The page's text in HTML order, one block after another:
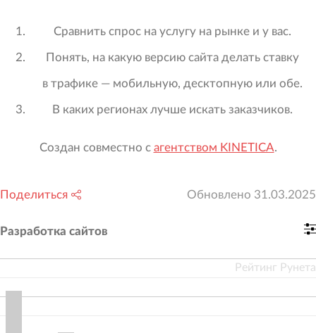
Сравнить спрос на услугу на рынке и у вас.
Понять, на какую версию сайта делать ставку
в трафике — мобильную, десктопную или обе.
В каких регионах лучше искать заказчиков.
Создан совместно с агентством KINETICA.
Поделиться Обновлено 31.03.2025
Разработка сайтов
Рейтинг Рунета